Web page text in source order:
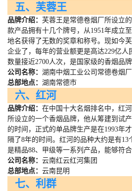
五、芙蓉王
品牌介绍： 芙蓉王是常德卷烟厂所设立
款产品拥有十几个牌号，从1951年成立
地名获得了无数的奖章和称号。现如今
企业了，每年的营业额更是高达229亿人
数量接近2700人次，是国家级的香烟品牌
公司名称： 湖南中烟工业公司常德卷烟厂
总部地点： 湖南常德市
六、红河
品牌介绍： 在中国十大名烟排名中，红
所设立的一个香烟品牌，他从筹建到试
的时间，正式的单品牌生产是在1993年
隔了8年的时间。红河的品种大约是有13
是精品88、甲级等一系列产品，能够符
公司名称： 云南红云红河集团
总部地点： 云南昆明
七、利群